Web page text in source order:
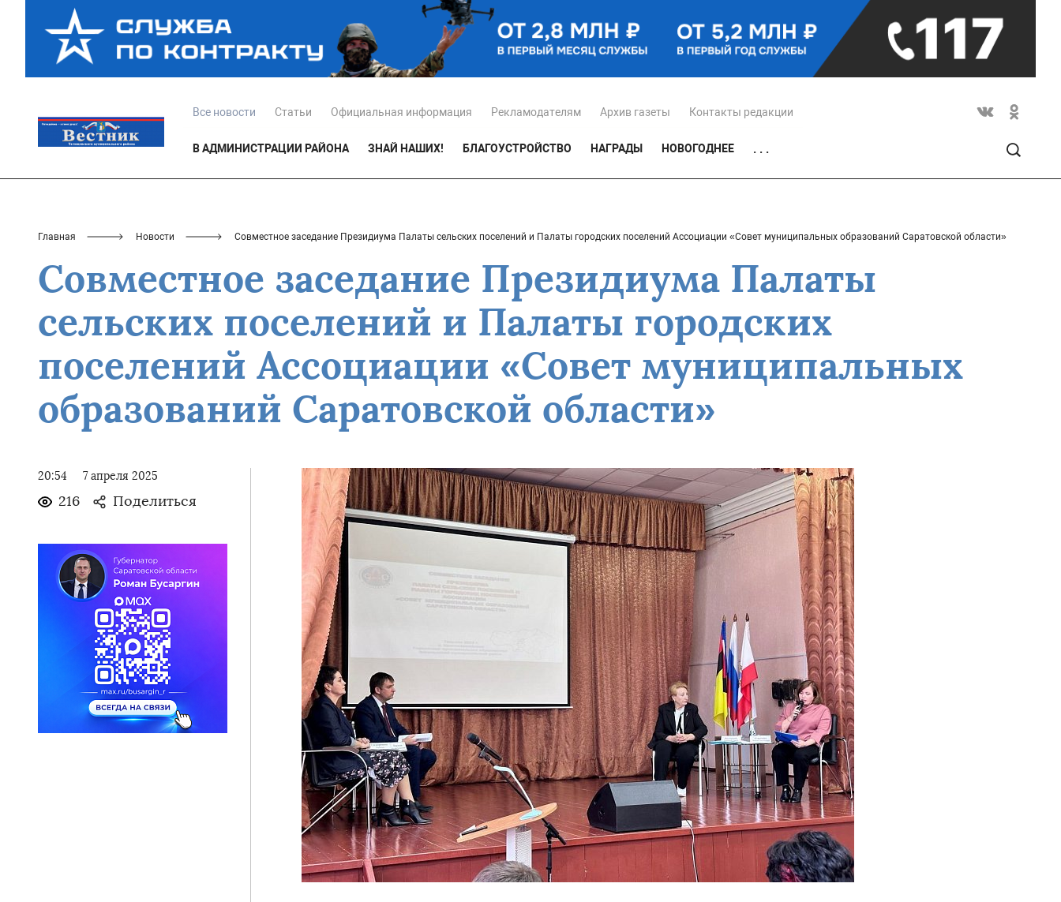
Все новости Статьи Официальная информация Рекламодателям Архив газеты Контакты редакции
В АДМИНИСТРАЦИИ РАЙОНА ЗНАЙ НАШИХ! БЛАГОУСТРОЙСТВО НАГРАДЫ НОВОГОДНЕЕ . . .
Главная Новости Совместное заседание Президиума Палаты сельских поселений и Палаты городских поселений Ассоциации «Совет муниципальных образований Саратовской области»
Совместное заседание Президиума Палаты
сельских поселений и Палаты городских
поселений Ассоциации «Совет муниципальных
образований Саратовской области»
20:54 7 апреля 2025
216 Поделиться